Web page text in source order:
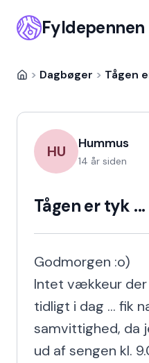
Fyldepennen
> Dagbøger > Tågen
HU Hummus
14 år siden
Tågen er tyk ...
Godmorgen :o)
Intet vækkeur
tidligt i dag ... fik
samvittighed, da
ud af sengen kl.